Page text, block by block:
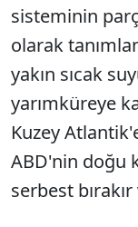
sisteminin
olarak
yakın sıcak
yarımküreye
Kuzey
ABD'nin doğu
serbest